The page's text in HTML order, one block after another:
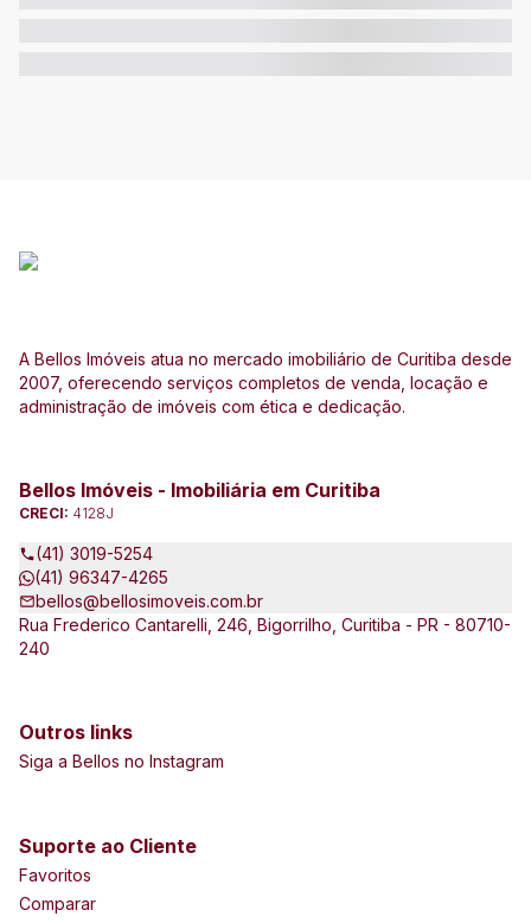
A Bellos Imóveis atua no mercado imobiliário de Curitiba desde
2007, oferecendo serviços completos de venda, locação e
administração de imóveis com ética e dedicação.
Bellos Imóveis - Imobiliária em Curitiba
CRECI: 4128J
(41) 3019-5254
(41) 96347-4265
bellos@bellosimoveis.com.br
Rua Frederico Cantarelli, 246, Bigorrilho, Curitiba - PR - 80710-
240
Outros links
Siga a Bellos no Instagram
Suporte ao Cliente
Favoritos
Comparar